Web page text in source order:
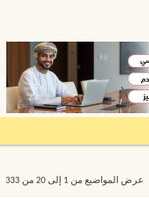
عرض المواضيع من 1 إلى 20 من 333